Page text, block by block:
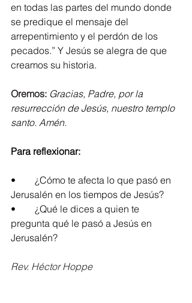
en todas las partes del mundo donde
se predique el mensaje del
arrepentimiento y el perdón de los
pecados.” Y Jesús se alegra de que
creamos su historia.
Oremos: Gracias, Padre, por la
resurrección de Jesús, nuestro templo
santo. Amén.
Para reflexionar:
•	¿Cómo te afecta lo que pasó en
Jerusalén en los tiempos de Jesús?
•	¿Qué le dices a quien te
pregunta qué le pasó a Jesús en
Jerusalén?
Rev. Héctor Hoppe